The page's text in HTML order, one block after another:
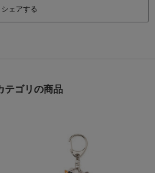
シェアする
テゴリの商品